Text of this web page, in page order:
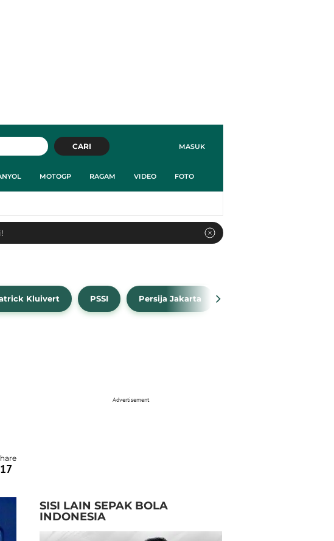
MASUK
CARI
MOTOGP RAGAM VIDEO FOTO
Kluivert PSSI Persija Jakarta
17
Advertisement
SISI LAIN SEPAK BOLA
INDONESIA